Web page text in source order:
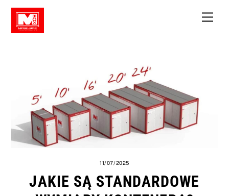
Skip
content
11/07/2025
JAKIE SĄ STANDARDOWE